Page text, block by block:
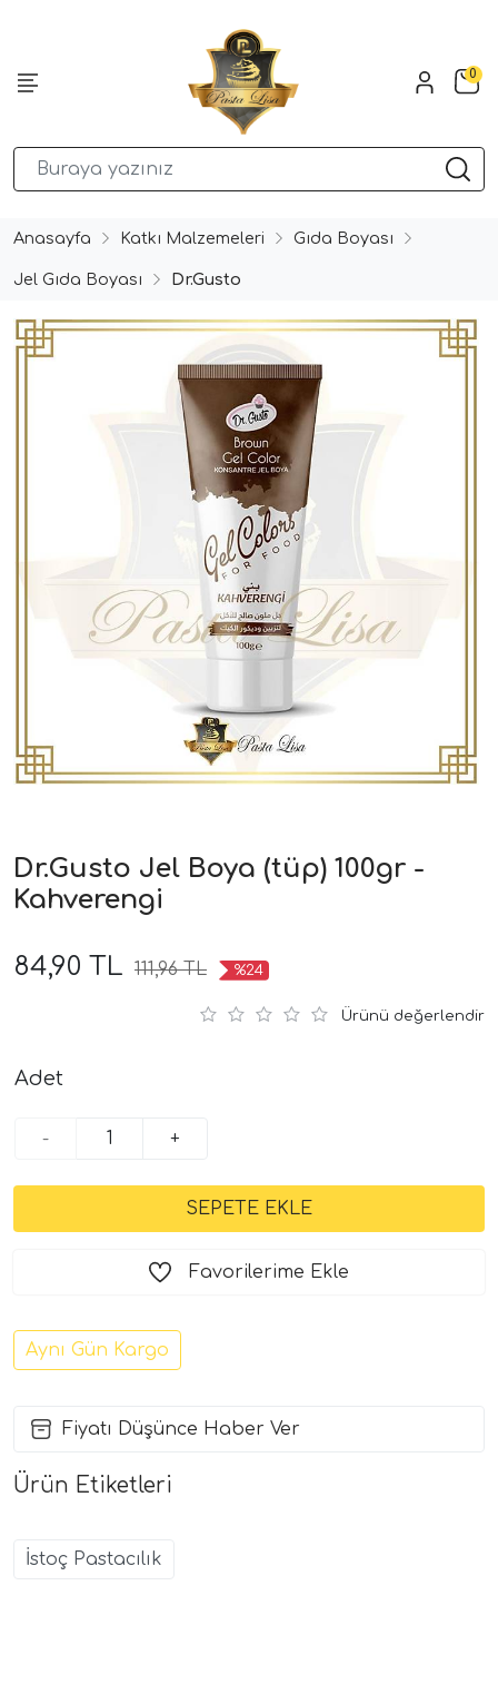
0
Anasayfa Katkı Malzemeleri Gıda Boyası
Jel Gıda Boyası Dr.Gusto
Dr.Gusto Jel Boya (tüp) 100gr -
Kahverengi
84,90 TL 111,96 TL %24
Ürünü değerlendir
Adet
- +
Favorilerime Ekle
Aynı Gün Kargo
Fiyatı Düşünce Haber Ver
Ürün Etiketleri
İstoç Pastacılık